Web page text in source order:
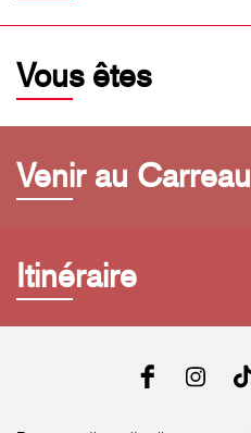
Vous êtes
Venir au Carreau
Itinéraire